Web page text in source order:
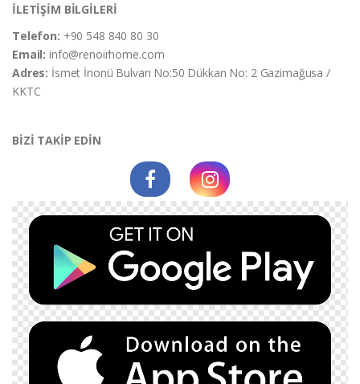
İLETİŞİM BİLGİLERİ
Telefon: +90 548 840 80 30
Email:info@renoirhome.com
Adres: İsmet İnonü Bulvarı No:50 Dükkan No: 2 Gazimağusa /
KKTC
BİZİ TAKİP EDİN